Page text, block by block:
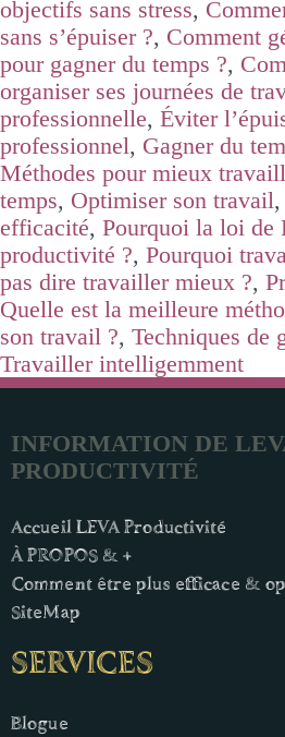
objectifs sans stress,
sans s’épuiser ?, Comment
pour gagner du temps ?,
organiser ses journées de
professionnelle, Éviter
professionnel, Gagner du
Méthodes pour mieux
temps, Optimiser son travail,
efficacité, Pourquoi la loi de
productivité ?, Pourquoi
pas dire travailler mieux ?,
Quelle est la meilleure
son travail ?, Techniques de
Travailler intelligemment
INFORMATION DE
PRODUCTIVITÉ
Accueil LEVA Productivité
À PROPOS & +
Comment être plus efficace &
SiteMap
SERVICES
Blogue